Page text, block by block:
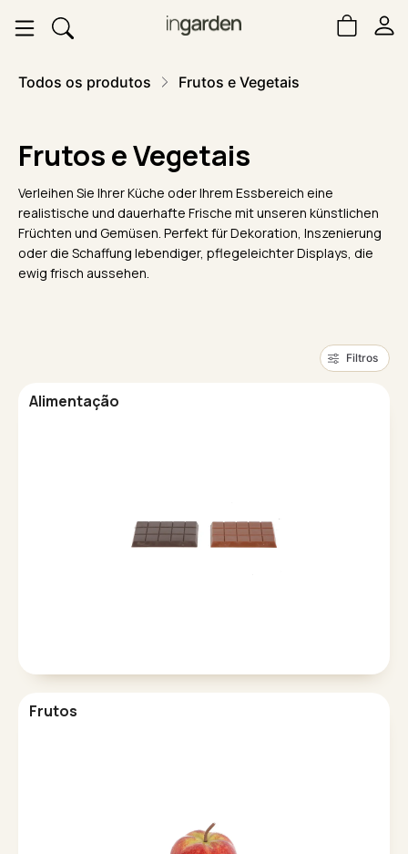
Todos os produtos Frutos e Vegetais
Frutos e Vegetais
Verleihen Sie Ihrer Küche oder Ihrem Essbereich eine
realistische und dauerhafte Frische mit unseren künstlichen
Früchten und Gemüsen. Perfekt für Dekoration, Inszenierung
oder die Schaffung lebendiger, pflegeleichter Displays, die
ewig frisch aussehen.
Filtros
Alimentação
Frutos